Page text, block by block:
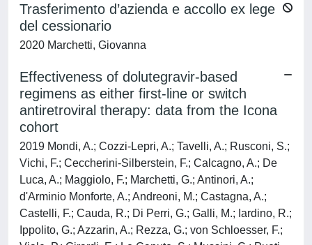
Trasferimento d’azienda e accollo ex lege
del cessionario
2020 Marchetti, Giovanna
Effectiveness of dolutegravir-based
regimens as either first-line or switch
antiretroviral therapy: data from the Icona
cohort
2019 Mondi, A.; Cozzi-Lepri, A.; Tavelli, A.; Rusconi, S.;
Vichi, F.; Ceccherini-Silberstein, F.; Calcagno, A.; De
Luca, A.; Maggiolo, F.; Marchetti, G.; Antinori, A.;
d'Arminio Monforte, A.; Andreoni, M.; Castagna, A.;
Castelli, F.; Cauda, R.; Di Perri, G.; Galli, M.; Iardino, R.;
Ippolito, G.; Azzarin, A.; Rezza, G.; von Schloesser, F.;